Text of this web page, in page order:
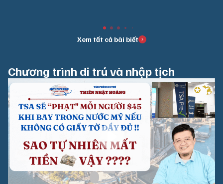
Xem tất cả bài biết
Chương trình di trú và nhập tịch